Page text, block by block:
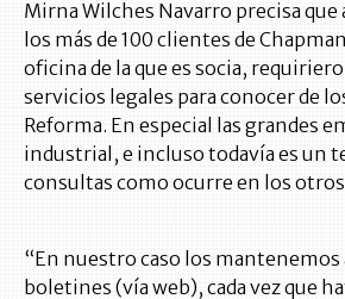
Mirna Wilches Navarro precisa que
los más de 100 clientes de
oficina de la que es socia,
servicios legales para conocer de
Reforma. En especial las grandes
industrial, e incluso todavía es un
consultas como ocurre en los
“En nuestro caso los mantenemos
boletines (vía web), cada vez que